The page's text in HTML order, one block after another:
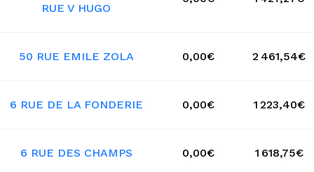
RUE V HUGO
50 RUE EMILE ZOLA 0,00€ 2 461,54€
6 RUE DE LA FONDERIE 0,00€ 1 223,40€
6 RUE DES CHAMPS 0,00€ 1 618,75€